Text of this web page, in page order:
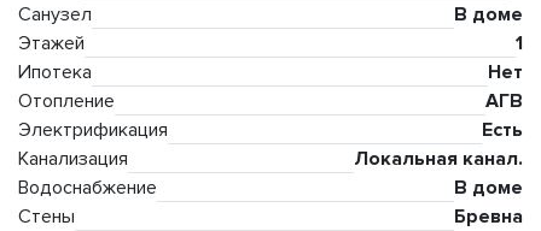
Санузел
В доме
Этажей
1
Ипотека
Нет
Отопление
АГВ
Электрификация
Есть
Канализация
Локальная канал.
Водоснабжение
В доме
Стены
Бревна